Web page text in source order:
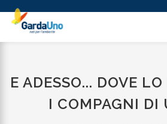
Gardauno
Spa
E ADESSO... DOVE
I COMPAGNI DI